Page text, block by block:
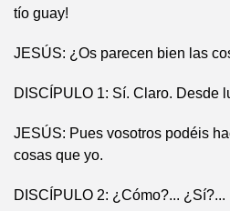
tío guay!
JESÚS: ¿Os parecen bien las
DISCÍPULO 1: Sí. Claro. Desde
JESÚS: Pues vosotros podéis
cosas que yo.
DISCÍPULO 2: ¿Cómo?... ¿Sí?...